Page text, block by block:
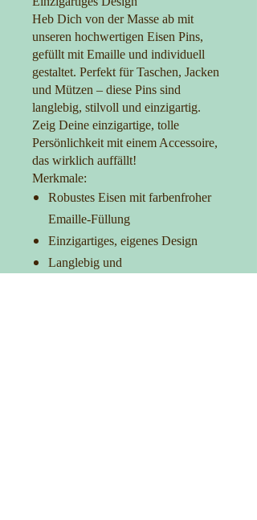
Heb Dich von der Masse ab mit
unseren hochwertigen Eisen Pins,
gefüllt mit Emaille und individuell
gestaltet. Perfekt für Taschen, Jacken
und Mützen – diese Pins sind
langlebig, stilvoll und einzigartig.
Zeig Deine einzigartige, tolle
Persönlichkeit mit einem Accessoire,
das wirklich auffällt!
Merkmale:
Robustes Eisen mit farbenfroher
Emaille-Füllung
Einzigartiges, eigenes Design
Langlebig und